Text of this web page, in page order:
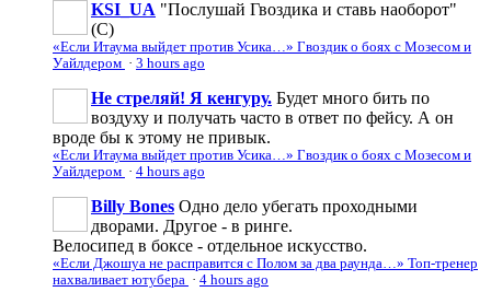
KSI_UA "Послушай Гвоздика и ставь наоборот"
(С)
«Если Итаума выйдет против Усика…» Гвоздик о боях с Мозесом и
Уайлдером · 3 hours ago
Не стреляй! Я кенгуру. Будет много бить по
воздуху и получать часто в ответ по фейсу. А он
вроде бы к этому не привык.
«Если Итаума выйдет против Усика…» Гвоздик о боях с Мозесом и
Уайлдером · 4 hours ago
Billy Bones Одно дело убегать проходными
дворами. Другое - в ринге.
Велосипед в боксе - отдельное искусство.
«Если Джошуа не расправится с Полом за два раунда…» Топ-тренер
нахваливает ютубера · 4 hours ago